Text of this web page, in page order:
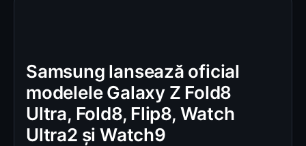
Samsung lansează oficial
modelele Galaxy Z Fold8
Ultra, Fold8, Flip8, Watch
Ultra2 și Watch9